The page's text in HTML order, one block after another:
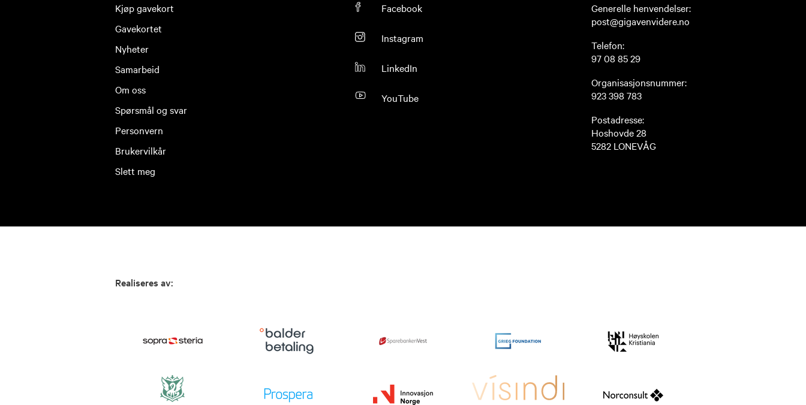
Kjøp gavekort
Gavekortet
Nyheter
Samarbeid
Om oss
Spørsmål og svar
Personvern
Brukervilkår
Slett meg
Facebook
Instagram
LinkedIn
YouTube
Generelle henvendelser:
post@gigavenvidere.no
Telefon:
97 08 85 29
Organisasjonsnummer:
923 398 783
Postadresse:
Hoshovde 28
5282 LONEVÅG
Realiseres av: